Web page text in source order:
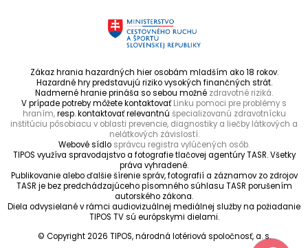
Zákaz hrania hazardných hier osobám mladším ako 18 rokov.
Hazardné hry predstavujú riziko vysokých finančných strát.
Nadmerné hranie prináša so sebou možné zdravotné riziká.
V prípade potreby môžete kontaktovaťLinku pomoci pre problémy s
hraním,resp. kontaktovať relevantnú špecializovanú zdravotnícku
inštitúciu pôsobiacu v oblasti prevencie, diagnostiky a liečby látkových a
nelátkových závislostí.
Webové sídlo správcu registra vylúčených osôb.
TIPOS využíva spravodajstvo a fotografie tlačovej agentúry TASR. Všetky
práva vyhradené.
Publikovanie alebo ďalšie šírenie správ, fotografií a záznamov zo zdrojov
TASR je bez predchádzajúceho písomného súhlasu TASR porušením
autorského zákona.
Diela odvysielané v rámci audiovizuálnej mediálnej služby na požiadanie
TIPOS TV sú európskymi dielami.
© Copyright 2026 TIPOS, národná lotériová spoločnosť, a. s.